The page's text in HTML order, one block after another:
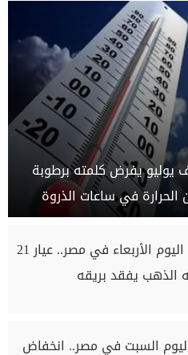
يفرض كلمته برطوبة
الحرارة في ساعات الذروة
أسعار الذهب اليوم الأربعاء في مصر.. عيار 21
الذهب يفقد بريقه
السبت في مصر.. انخفاض